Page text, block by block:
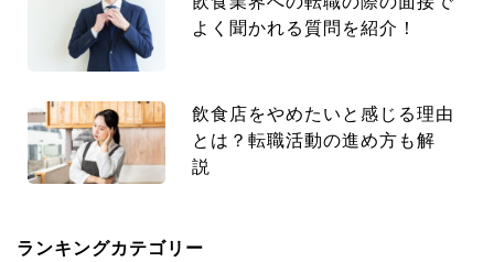
よく聞かれる質問を紹介！
飲食店をやめたいと感じる理由
とは？転職活動の進め方も解
説
ランキングカテゴリー